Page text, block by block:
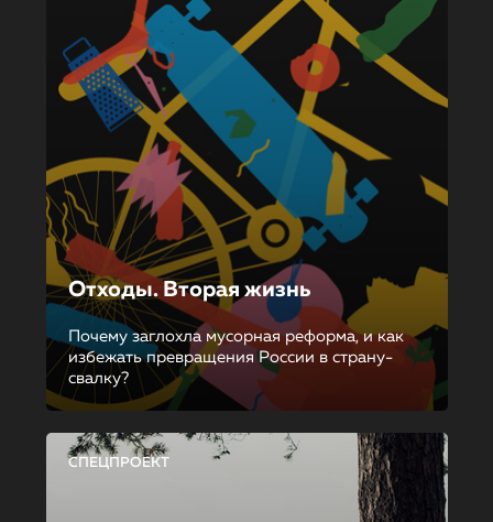
Отходы. Вторая жизнь
Почему заглохла мусорная реформа, и как
избежать превращения России в страну-
свалку?
СПЕЦПРОЕКТ